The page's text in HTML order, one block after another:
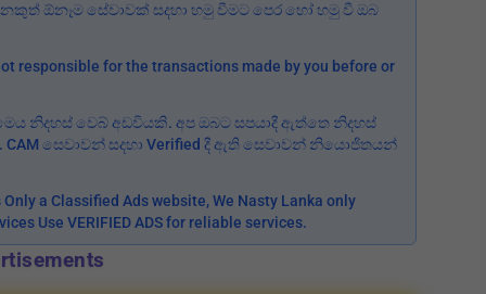
ඕනෑම සේවාවක් සදහා හමු වීමට පෙර හෝ හමු වී ඔබ
responsible for the transactions made by you before or
නිදහස් වෙබ් අඩවියකි. අප ඔබට සපයාදී ඇත්තෙ නිදහස්
සෙවාවන් සදහා Verified දී ඇති සෙවාවන් නියොජිතයන්
a Classified Ads website, We Nasty Lanka only
Use VERIFIED ADS for reliable services.